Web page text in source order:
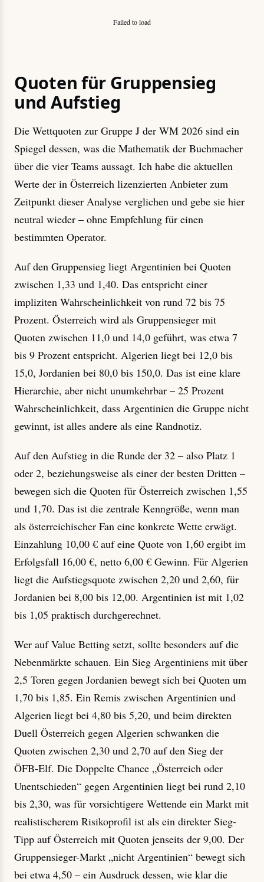
Failed to load
Quoten für Gruppensieg
und Aufstieg
Die Wettquoten zur Gruppe J der WM 2026 sind ein
Spiegel dessen, was die Mathematik der Buchmacher
über die vier Teams aussagt. Ich habe die aktuellen
Werte der in Österreich lizenzierten Anbieter zum
Zeitpunkt dieser Analyse verglichen und gebe sie hier
neutral wieder – ohne Empfehlung für einen
bestimmten Operator.
Auf den Gruppensieg liegt Argentinien bei Quoten
zwischen 1,33 und 1,40. Das entspricht einer
impliziten Wahrscheinlichkeit von rund 72 bis 75
Prozent. Österreich wird als Gruppensieger mit
Quoten zwischen 11,0 und 14,0 geführt, was etwa 7
bis 9 Prozent entspricht. Algerien liegt bei 12,0 bis
15,0, Jordanien bei 80,0 bis 150,0. Das ist eine klare
Hierarchie, aber nicht unumkehrbar – 25 Prozent
Wahrscheinlichkeit, dass Argentinien die Gruppe nicht
gewinnt, ist alles andere als eine Randnotiz.
Auf den Aufstieg in die Runde der 32 – also Platz 1
oder 2, beziehungsweise als einer der besten Dritten –
bewegen sich die Quoten für Österreich zwischen 1,55
und 1,70. Das ist die zentrale Kenngröße, wenn man
als österreichischer Fan eine konkrete Wette erwägt.
Einzahlung 10,00 € auf eine Quote von 1,60 ergibt im
Erfolgsfall 16,00 €, netto 6,00 € Gewinn. Für Algerien
liegt die Aufstiegsquote zwischen 2,20 und 2,60, für
Jordanien bei 8,00 bis 12,00. Argentinien ist mit 1,02
bis 1,05 praktisch durchgerechnet.
Wer auf Value Betting setzt, sollte besonders auf die
Nebenmärkte schauen. Ein Sieg Argentiniens mit über
2,5 Toren gegen Jordanien bewegt sich bei Quoten um
1,70 bis 1,85. Ein Remis zwischen Argentinien und
Algerien liegt bei 4,80 bis 5,20, und beim direkten
Duell Österreich gegen Algerien schwanken die
Quoten zwischen 2,30 und 2,70 auf den Sieg der
ÖFB-Elf. Die Doppelte Chance „Österreich oder
Unentschieden“ gegen Argentinien liegt bei rund 2,10
bis 2,30, was für vorsichtigere Wettende ein Markt mit
realistischerem Risikoprofil ist als ein direkter Sieg-
Tipp auf Österreich mit Quoten jenseits der 9,00. Der
Gruppensieger-Markt „nicht Argentinien“ bewegt sich
bei etwa 4,50 – ein Ausdruck dessen, wie klar die